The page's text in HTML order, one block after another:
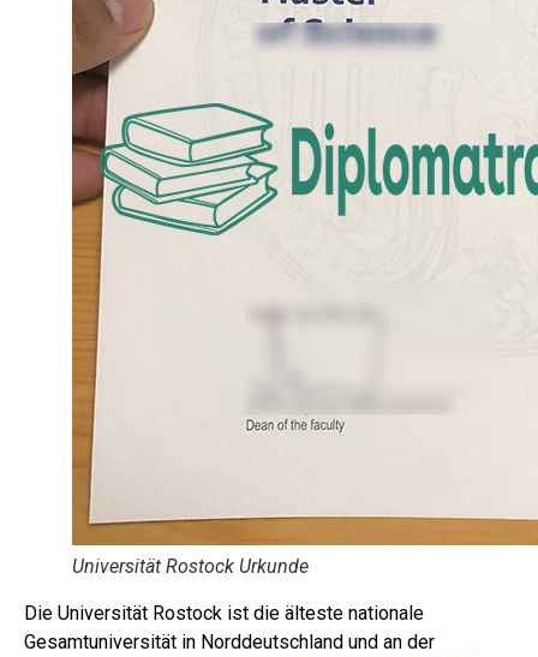
Universität Rostock Urkunde
Die Universität Rostock ist die älteste nationale
Gesamtuniversität in Norddeutschland und an der